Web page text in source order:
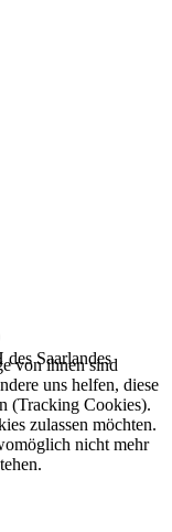
Saarlandes
von ihnen sind
uns helfen, diese
(Tracking Cookies).
zulassen möchten.
nicht mehr